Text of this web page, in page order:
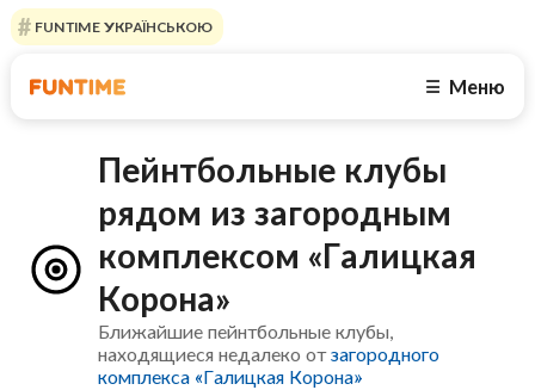
FUNTIME УКРАЇНСЬКОЮ
☰ Меню
Пейнтбольные клубы
рядом из загородным
комплексом «Галицкая
Корона»
Ближайшие пейнтбольные клубы,
находящиеся недалеко отзагородного
комплекса «Галицкая Корона»